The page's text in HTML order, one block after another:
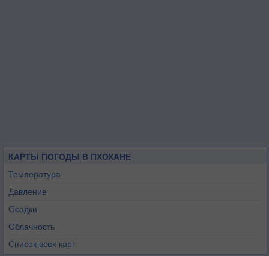
КАРТЫ ПОГОДЫ В ПХОХАНЕ
Температура
Давление
Осадки
Облачность
Список всех карт